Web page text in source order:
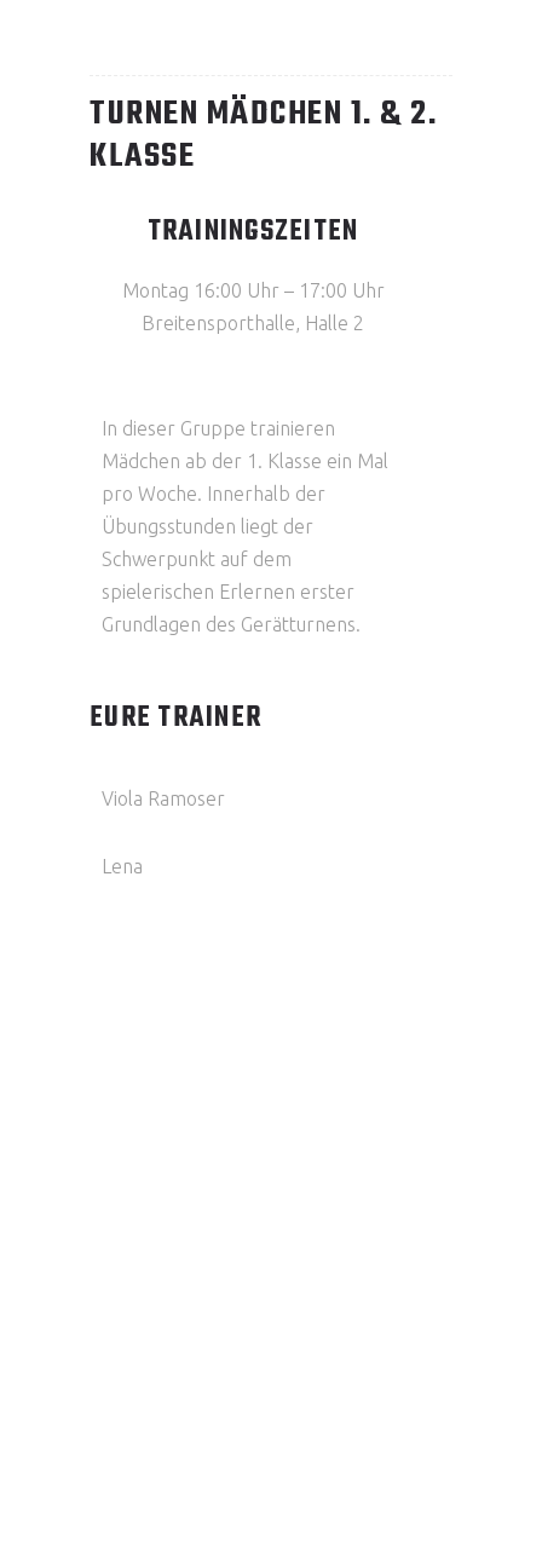
TURNEN MÄDCHEN 1. & 2.
KLASSE
TRAININGSZEITEN
Montag 16:00 Uhr – 17:00 Uhr
Breitensporthalle, Halle 2
In dieser Gruppe trainieren
Mädchen ab der 1. Klasse ein Mal
pro Woche. Innerhalb der
Übungsstunden liegt der
Schwerpunkt auf dem
spielerischen Erlernen erster
Grundlagen des Gerätturnens.
EURE TRAINER
Viola Ramoser
Lena